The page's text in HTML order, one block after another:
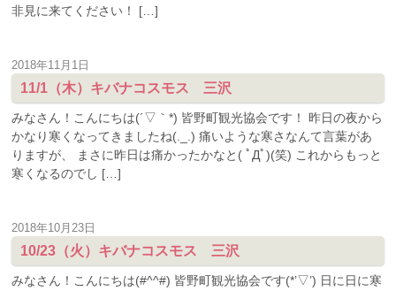
非見に来てください！ […]
2018年11月1日
11/1（木）キバナコスモス 三沢
みなさん！こんにちは(´▽｀*) 皆野町観光協会です！ 昨日の夜から
かなり寒くなってきましたね(._.) 痛いような寒さなんて言葉があ
りますが、 まさに昨日は痛かったかなと( ﾟДﾟ)(笑) これからもっと
寒くなるのでし […]
2018年10月23日
10/23（火）キバナコスモス 三沢
みなさん！こんにちは(#^^#) 皆野町観光協会です(*’▽’) 日に日に寒